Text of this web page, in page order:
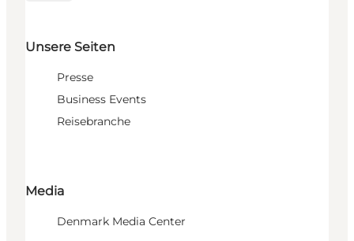
Unsere Seiten
Presse
Business Events
Reisebranche
Media
Denmark Media Center